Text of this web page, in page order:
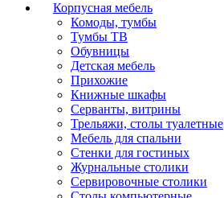
Корпусная мебель
Комоды, тумбы
Тумбы ТВ
Обувницы
Детская мебель
Прихожие
Книжные шкафы
Серванты, витрины
Трельяжи, столы туалетные
Мебель для спальни
Стенки для гостиных
Журнальные столики
Сервировочные столики